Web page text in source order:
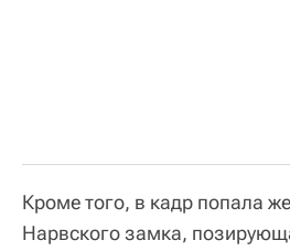
Кроме того, в кадр попала
Нарвского замка,